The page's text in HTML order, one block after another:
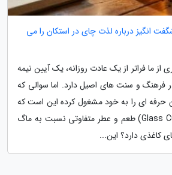
این 12 نکته شگفت انگیز درباره لذت چای در استکان را می
ما فراتر از یک عادت روزانه، یک آیین نیمه
و سنت های اصیل دارد. اما سوالی که
ای را به خود مشغول کرده این است که
چرا چای در استکان (Glass Cup) طعم و عطر متفاوتی نسبت به ماگ
کاغذی دارد؟ این...